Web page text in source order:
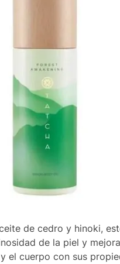
de cedro y hinoki,
de la piel y
el cuerpo con sus